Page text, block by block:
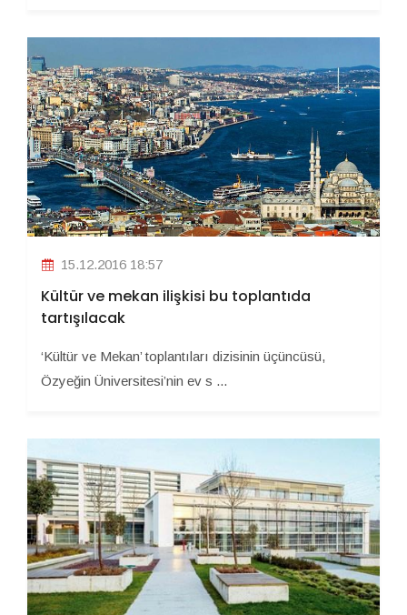
15.12.2016 18:57
Kültür ve mekan ilişkisi bu toplantıda
tartışılacak
‘Kültür ve Mekan’ toplantıları dizisinin üçüncüsü,
Özyeğin Üniversitesi’nin ev s ...